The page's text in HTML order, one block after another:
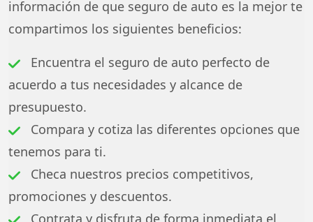
información de que seguro de auto es la mejor te
compartimos los siguientes beneficios:
Encuentra el seguro de auto perfecto de
acuerdo a tus necesidades y alcance de
presupuesto.
Compara y cotiza las diferentes opciones que
tenemos para ti.
Checa nuestros precios competitivos,
promociones y descuentos.
Contrata y disfruta de forma inmediata el